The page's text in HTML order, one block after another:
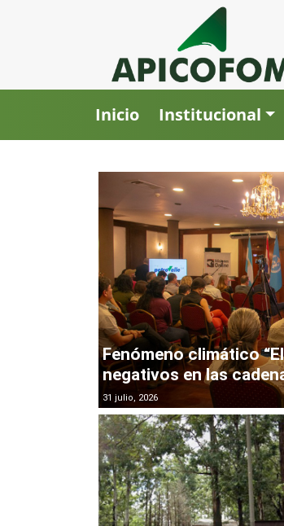
Inicio Institucional
Fenómeno climático
negativos en las
31 julio, 2026